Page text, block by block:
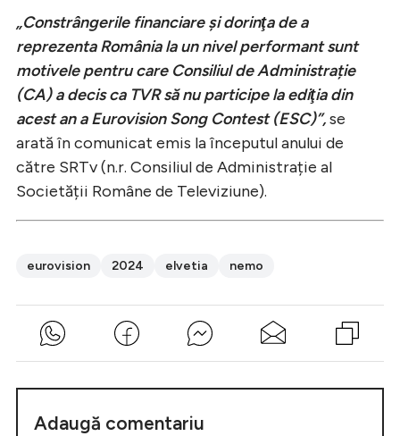
„Constrângerile financiare şi dorinţa de a
reprezenta România la un nivel performant sunt
motivele pentru care Consiliul de Administrație
(CA) a decis ca TVR să nu participe la ediţia din
acest an a Eurovision Song Contest (ESC)”,se
arată în comunicat emis la începutul anului de
către SRTv (n.r. Consiliul de Administrație al
Societății Române de Televiziune).
eurovision 2024 elvetia nemo
Adaugă comentariu